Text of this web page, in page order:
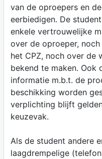
van de oproepers en
eerbiedigen. De
enkele vertrouwelijke
over de oproeper,
het CPZ, noch over de
bekend te maken. Ook
informatie m.b.t. de
beschikking worden
verplichting blijft
keuzevak.
Als de student andere
laagdrempelige